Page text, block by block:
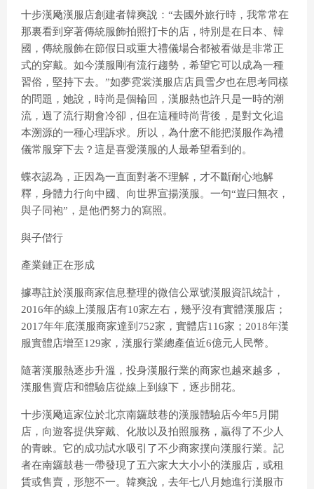
十步漢飏漢服店創建者韓爽說：“去國外旅行時，我常常在
那裏看到穿著傳統服飾拍照打卡的店，特別是在日本、韓
國，傳統服飾在節假日或重大禮儀場合都被看做是非常正
式的穿戴。如今漢服剛有流行趨勢，希望它可以成為一種
習俗，堅持下去。”如夢霓裳漢服店店員雪夕也在思考同樣
的問題，她說，時尚是個輪回，漢服熱也許只是一時的潮
流，過了流行期會冷卻，但在這種時尚背後，是對文化追
本溯源的一種心理訴求。所以，為什麽不能把漢服作為禮
儀常服穿下去？這是喜愛漢服的人最希望看到的。
蝶衣認為，正因為一直面對著不理解，才不斷耐心地解
釋，身體力行向中國、向世界宣揚漢服。一句“豈曰無衣，
與子同袍”，是他們努力的寫照。
與子偕行
產業鏈正在形成
據專註於漢服商家信息整理的微信公眾號漢服資訊統計，
2016年的線上漢服店有10家左右，幾乎沒有實體漢服店；
2017年年底漢服商家達到752家，實體店116家；2018年漢
服實體店增至129家，漢服行業總產值近6億元人民幣。
隨著漢服熱逐步升溫，投身漢服行業的商家也越來越多，
漢服售賣店和體驗店從線上到線下，逐步開花。
十步漢飏這家位於北京南鑼鼓巷的漢服體驗店今年5月開
店，向遊客提供穿戴、化妝以及拍照服務，贏得了不少人
的青睞。它的成功試水吸引了不少商家撲向漢服行業。記
者在南鑼鼓巷一帶發現了五六家大大小小的漢服店，或租
賃或售賣，形態不一。韓爽說，去年七八月她進行漢服市